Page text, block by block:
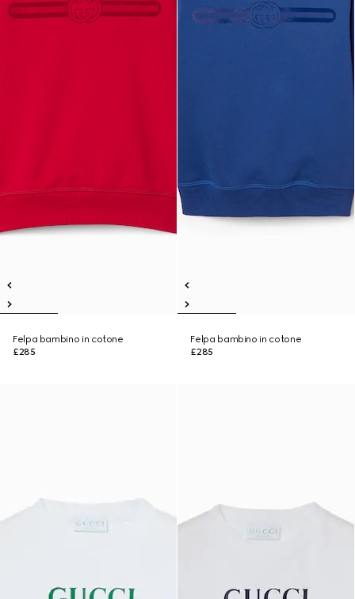
Felpa bambino in cotone
£285
Felpa bambino in cotone
£285